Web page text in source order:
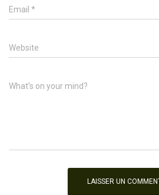
Email *
Website
What's on your mind?